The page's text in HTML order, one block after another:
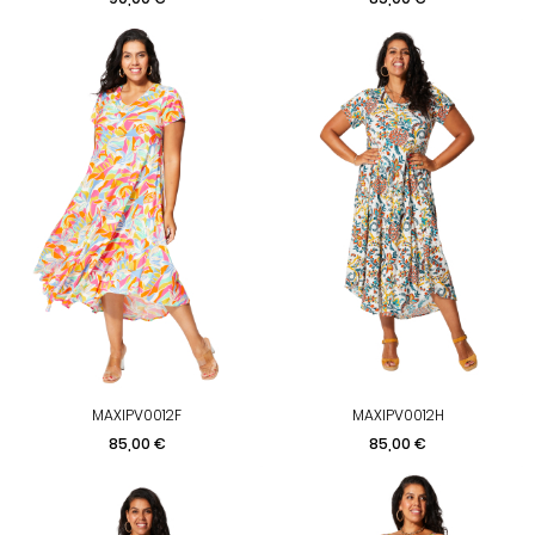
MAXIPV0012F
Prix
85,00 €
MAXIPV0012H
Prix
85,00 €